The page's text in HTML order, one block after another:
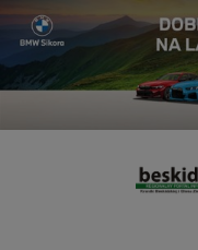
Przejdź
treści